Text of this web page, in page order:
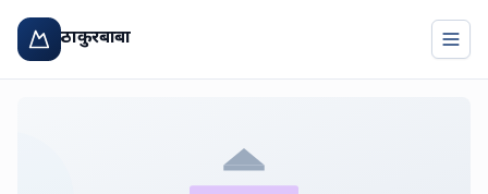
ठाकुरबाबा